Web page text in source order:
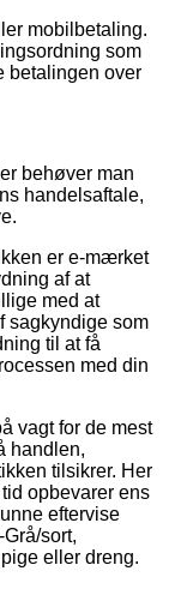
mobilbetaling.
som
betalingen over
behøver man
handelsaftale,
er e-mærket
af at
med at
sagkyndige som
til at få
med din
vagt for de mest
handlen,
tilsikrer. Her
opbevarer ens
eftervise
sort,
eller dreng.